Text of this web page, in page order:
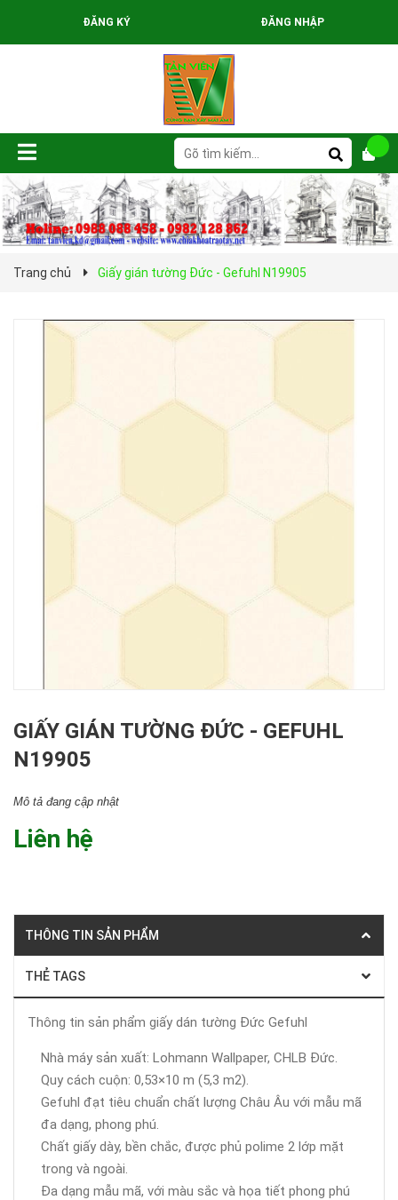
ĐĂNG KÝ ĐĂNG NHẬP
Trang chủ Giấy gián tường Đức - Gefuhl N19905
GIẤY GIÁN TƯỜNG ĐỨC - GEFUHL
N19905
Mô tả đang cập nhật
Liên hệ
THÔNG TIN SẢN PHẨM
THẺ TAGS
Thông tin sản phẩm giấy dán tường Đức Gefuhl
Nhà máy sản xuất: Lohmann Wallpaper, CHLB Đức.
Quy cách cuộn: 0,53×10 m (5,3 m2).
Gefuhl đạt tiêu chuẩn chất lượng Châu Âu với mẫu mã
đa dạng, phong phú.
Chất giấy dày, bền chắc, được phủ polime 2 lớp mặt
trong và ngoài.
Đa dạng mẫu mã, với màu sắc và họa tiết phong phú